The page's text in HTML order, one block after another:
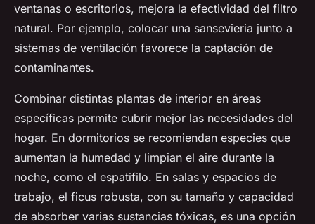
ventanas o escritorios, mejora la efectividad del filtro
natural. Por ejemplo, colocar una sansevieria junto a
sistemas de ventilación favorece la captación de
contaminantes.
Combinar distintas plantas de interior en áreas
específicas permite cubrir mejor las necesidades del
hogar. En dormitorios se recomiendan especies que
aumentan la humedad y limpian el aire durante la
noche, como el espatifilo. En salas y espacios de
trabajo, el ficus robusta, con su tamaño y capacidad
de absorber varias sustancias tóxicas, es una opción